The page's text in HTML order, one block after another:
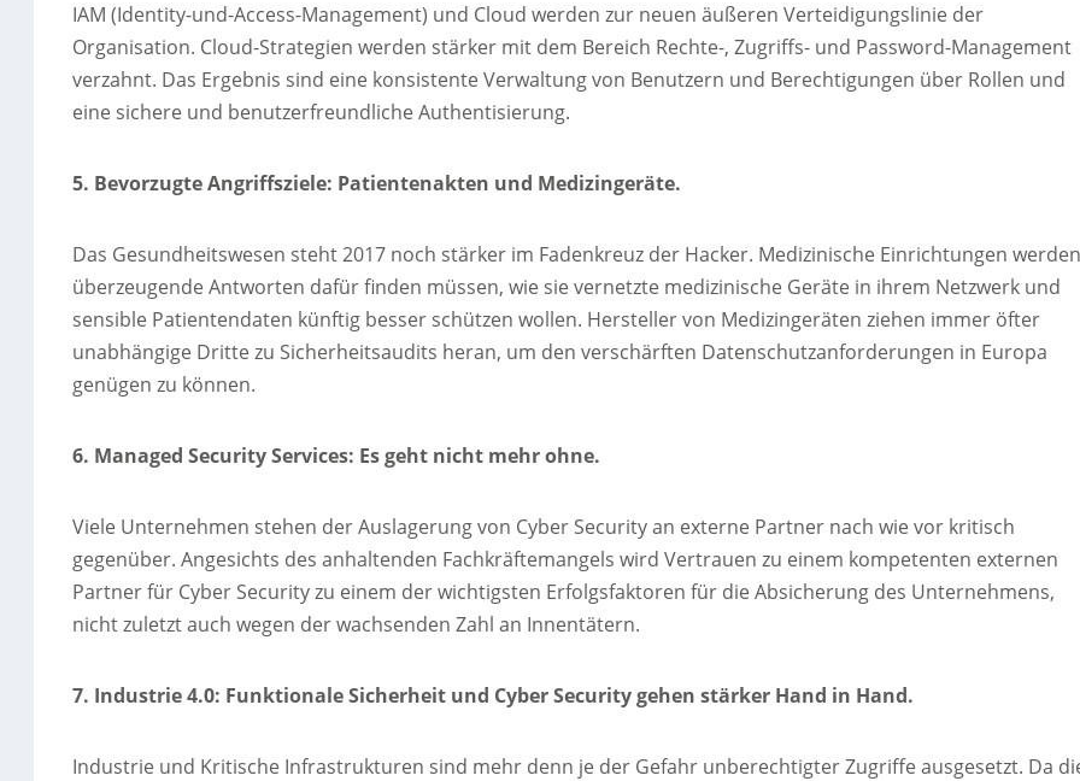
IAM (Identity-und-Access-Management) und Cloud werden zur neuen äußeren Verteidigungslinie der
Organisation. Cloud-Strategien werden stärker mit dem Bereich Rechte-, Zugriffs- und Password-Management
verzahnt. Das Ergebnis sind eine konsistente Verwaltung von Benutzern und Berechtigungen über Rollen und
eine sichere und benutzerfreundliche Authentisierung.
5. Bevorzugte Angriffsziele: Patientenakten und Medizingeräte.
Das Gesundheitswesen steht 2017 noch stärker im Fadenkreuz der Hacker. Medizinische Einrichtungen werden
überzeugende Antworten dafür finden müssen, wie sie vernetzte medizinische Geräte in ihrem Netzwerk und
sensible Patientendaten künftig besser schützen wollen. Hersteller von Medizingeräten ziehen immer öfter
unabhängige Dritte zu Sicherheitsaudits heran, um den verschärften Datenschutzanforderungen in Europa
genügen zu können.
6. Managed Security Services: Es geht nicht mehr ohne.
Viele Unternehmen stehen der Auslagerung von Cyber Security an externe Partner nach wie vor kritisch
gegenüber. Angesichts des anhaltenden Fachkräftemangels wird Vertrauen zu einem kompetenten externen
Partner für Cyber Security zu einem der wichtigsten Erfolgsfaktoren für die Absicherung des Unternehmens,
nicht zuletzt auch wegen der wachsenden Zahl an Innentätern.
7. Industrie 4.0: Funktionale Sicherheit und Cyber Security gehen stärker Hand in Hand.
Industrie und Kritische Infrastrukturen sind mehr denn je der Gefahr unberechtigter Zugriffe ausgesetzt. Da